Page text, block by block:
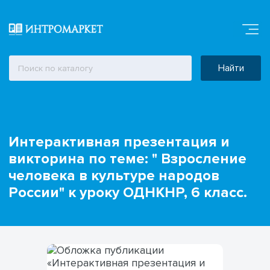
Найти
Интерактивная презентация и
викторина по теме: " Взросление
человека в культуре народов
России" к уроку ОДНКНР, 6 класс.